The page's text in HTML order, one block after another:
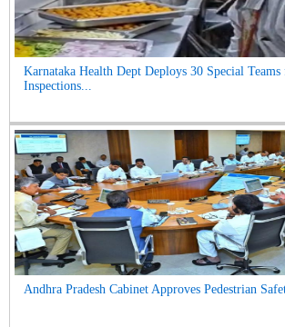
Karnataka Health Dept Deploys 30 Special
Inspections...
Andhra Pradesh Cabinet Approves Pedestrian